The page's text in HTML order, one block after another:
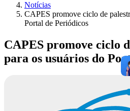
Notícias
CAPES promove ciclo de
Portal de Periódicos
CAPES promove ciclo
para os usuários do